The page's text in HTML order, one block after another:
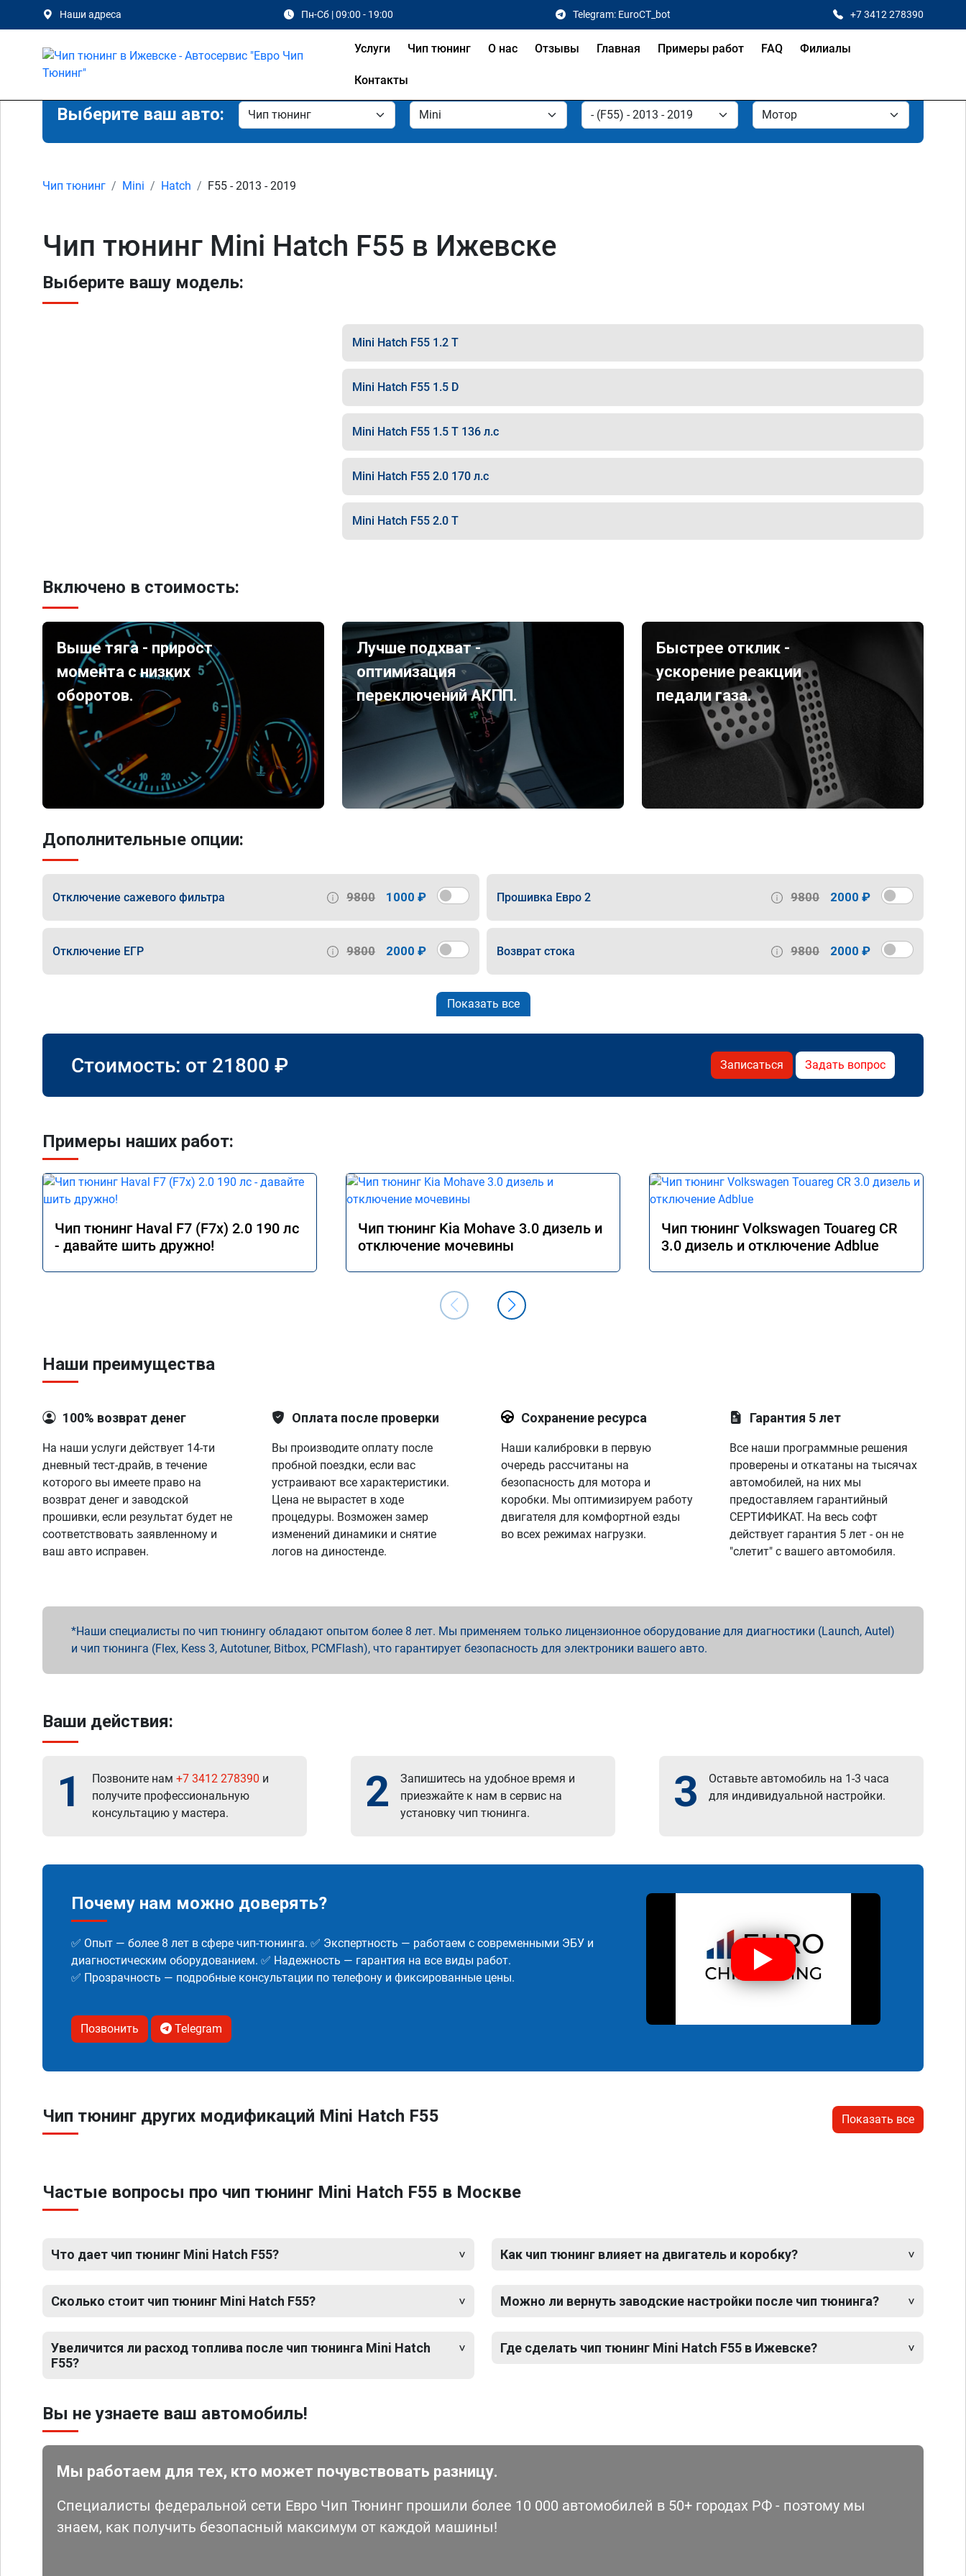
Наши адреса Пн-Сб | 09:00 - 19:00 Telegram: EuroCT_bot +7 3412 278390
Услуги Чип тюнинг О нас Отзывы Главная Примеры работ FAQ Филиалы
Контакты
Выберите ваш авто:
Чип тюнинг Mini Hatch F55 - 2013 - 2019
Чип тюнинг Mini Hatch F55 в Ижевске
Выберите вашу модель:
Mini Hatch F55 1.2 T
Mini Hatch F55 1.5 D
Mini Hatch F55 1.5 T 136 л.с
Mini Hatch F55 2.0 170 л.с
Mini Hatch F55 2.0 T
Включено в стоимость:
Выше тяга - прирост
момента с низких
оборотов.
Лучше подхват -
оптимизация
переключений АКПП.
Быстрее отклик -
ускорение реакции
педали газа.
Дополнительные опции:
Отключение сажевого фильтра 9800 1000 ₽ Прошивка Евро 2 9800 2000 ₽
Отключение ЕГР 9800 2000 ₽ Возврат стока 9800 2000 ₽
Показать все
Стоимость: от 21800 ₽ Записаться Задать вопрос
Примеры наших работ:
Чип тюнинг Haval F7 (F7x) 2.0 190 лс
- давайте шить дружно!
Чип тюнинг Kia Mohave 3.0 дизель и
отключение мочевины
Чип тюнинг Volkswagen Touareg CR
3.0 дизель и отключение Adblue
Наши преимущества
100% возврат денег
На наши услуги действует 14-ти
дневный тест-драйв, в течение
которого вы имеете право на
возврат денег и заводской
прошивки, если результат будет не
соответствовать заявленному и
ваш авто исправен.
Оплата после проверки
Вы производите оплату после
пробной поездки, если вас
устраивают все характеристики.
Цена не вырастет в ходе
процедуры. Возможен замер
изменений динамики и снятие
логов на диностенде.
Сохранение ресурса
Наши калибровки в первую
очередь рассчитаны на
безопасность для мотора и
коробки. Мы оптимизируем работу
двигателя для комфортной езды
во всех режимах нагрузки.
Гарантия 5 лет
Все наши программные решения
проверены и откатаны на тысячах
автомобилей, на них мы
предоставляем гарантийный
СЕРТИФИКАТ. На весь софт
действует гарантия 5 лет - он не
"слетит" с вашего автомобиля.
Наши специалисты по чип тюнингу обладают опытом более 8 лет. Мы применяем только лицензионное оборудование для диагностики (Launch, Autel)
и чип тюнинга (Flex, Kess 3, Autotuner, Bitbox, PCMFlash), что гарантирует безопасность для электроники вашего авто.
Ваши действия:
1 Позвоните нам +7 3412 278390 и
получите профессиональную
консультацию у мастера.
2
Запишитесь на удобное время и
приезжайте к нам в сервис на
установку чип тюнинга.
3
Оставьте автомобиль на 1-3 часа
для индивидуальной настройки.
Почему нам можно доверять?
✅ Опыт — более 8 лет в сфере чип-тюнинга. ✅ Экспертность — работаем с современными ЭБУ и
диагностическим оборудованием. ✅ Надежность — гарантия на все виды работ.
✅ Прозрачность — подробные консультации по телефону и фиксированные цены.
Позвонить Telegram
Чип тюнинг других модификаций Mini Hatch F55 Показать все
Частые вопросы про чип тюнинг Mini Hatch F55 в Москве
Что дает чип тюнинг Mini Hatch F55?
Сколько стоит чип тюнинг Mini Hatch F55?
Увеличится ли расход топлива после чип тюнинга Mini Hatch
F55?
Как чип тюнинг влияет на двигатель и коробку?
Можно ли вернуть заводские настройки после чип тюнинга?
Где сделать чип тюнинг Mini Hatch F55 в Ижевске?
Вы не узнаете ваш автомобиль!
Мы работаем для тех, кто может почувствовать разницу.
Специалисты федеральной сети Евро Чип Тюнинг прошили более 10 000 автомобилей в 50+ городах РФ - поэтому мы
знаем, как получить безопасный максимум от каждой машины!